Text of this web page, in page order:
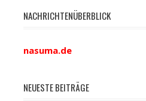
NACHRICHTENÜBERBLICK
nasuma.de
NEUESTE BEITRÄGE